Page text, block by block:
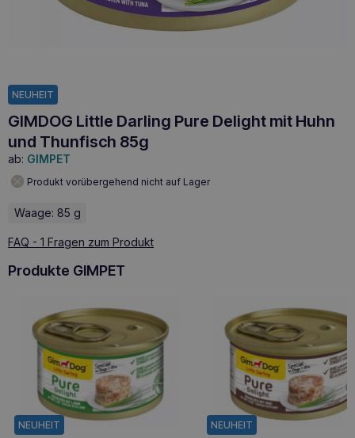
NEUHEIT
GIMDOG Little Darling Pure Delight mit Huhn
und Thunfisch 85g
ab: GIMPET
Produkt vorübergehend nicht auf Lager
Waage: 85 g
FAQ - 1 Fragen zum Produkt
Produkte GIMPET
NEUHEIT NEUHEIT